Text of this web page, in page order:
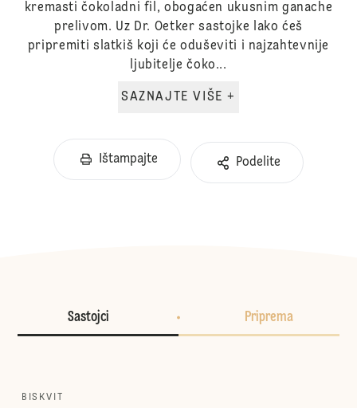
kremasti čokoladni fil, obogaćen ukusnim ganache
prelivom. Uz Dr. Oetker sastojke lako ćeš
pripremiti slatkiš koji će oduševiti i najzahtevnije
ljubitelje čoko...
SAZNAJTE VIŠE +
Ištampajte Podelite
Sastojci Priprema
BISKVIT